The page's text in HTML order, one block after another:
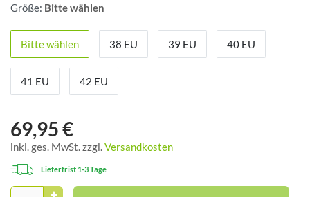
Größe: Bitte wählen
Bitte wählen 38 EU 39 EU 40 EU
41 EU 42 EU
69,95 €
inkl. ges. MwSt. zzgl.Versandkosten
Lieferfrist 1-3 Tage